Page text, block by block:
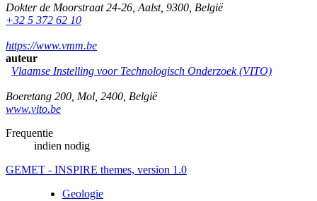
Dokter de Moorstraat 24-26 Aalst, 9300 België
+32 5 372 62 10
https://www.vmm.be
auteur
Vlaamse Instelling voor Technologisch Onderzoek (VITO)
Boeretang 200 Mol 2400 België
www.vito.be
Frequentie
indien nodig
GEMET - INSPIRE themes, version 1.0
Geologie